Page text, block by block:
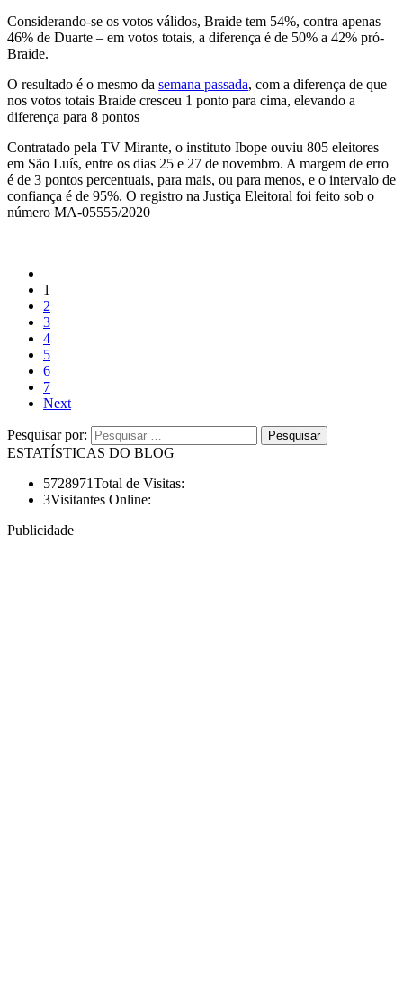
Considerando-se os votos válidos, Braide tem 54%, contra apenas
46% de Duarte – em votos totais, a diferença é de 50% a 42% pró-
Braide.
O resultado é o mesmo da semana passada, com a diferença de que
nos votos totais Braide cresceu 1 ponto para cima, elevando a
diferença para 8 pontos
Contratado pela TV Mirante, o instituto Ibope ouviu 805 eleitores
em São Luís, entre os dias 25 e 27 de novembro. A margem de erro
é de 3 pontos percentuais, para mais, ou para menos, e o intervalo de
confiança é de 95%. O registro na Justiça Eleitoral foi feito sob o
número MA-05555/2020
1
2
3
4
5
6
7
Next
Pesquisar por:
ESTATÍSTICAS DO BLOG
5728971Total de Visitas:
3Visitantes Online:
Publicidade